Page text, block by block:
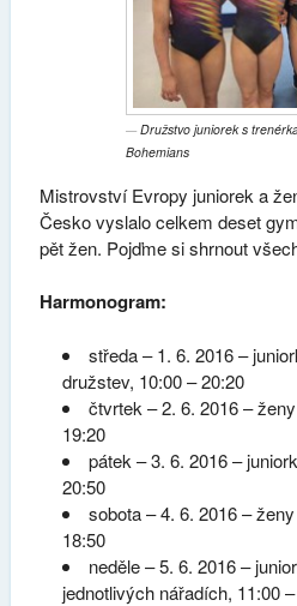
Družstvo juniorek s
Bohemians
Mistrovství Evropy juniorek a
Česko vyslalo celkem deset
pět žen. Pojďme si shrnout
Harmonogram:
středa – 1. 6. 2016 –
družstev, 10:00 – 20:20
čtvrtek – 2. 6. 2016 –
19:20
pátek – 3. 6. 2016 –
20:50
sobota – 4. 6. 2016 –
18:50
neděle – 5. 6. 2016 –
jednotlivých nářadích, 11:00